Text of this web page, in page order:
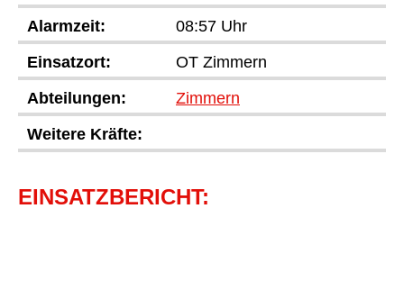
Alarmzeit:
08:57 Uhr
Einsatzort:
OT Zimmern
Abteilungen:
Zimmern
Weitere Kräfte:
EINSATZBERICHT: